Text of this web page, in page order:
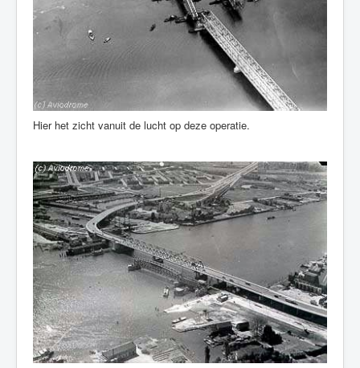
Hier het zicht vanuit de lucht op deze operatie.